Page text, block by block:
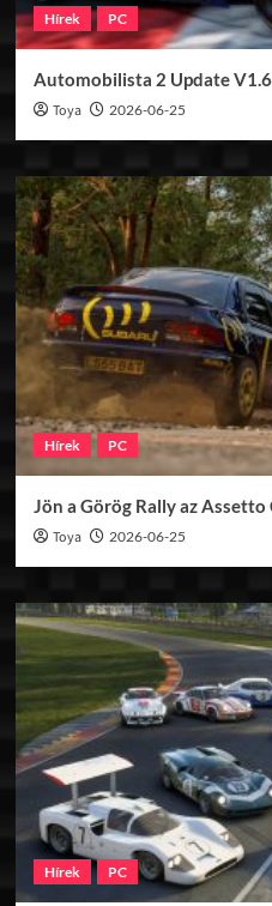
Hírek PC
Automobilista 2 Update
Toya 2026-06-25
Hírek PC
Jön a Görög Rally az Assetto
Toya 2026-06-25
Hírek PC